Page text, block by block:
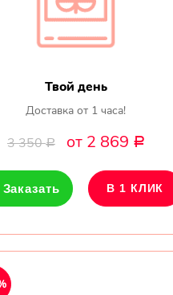
Твой день
Доставка от 1 часа!
3 350Р от 2 869 Р
Заказать В 1 КЛИК